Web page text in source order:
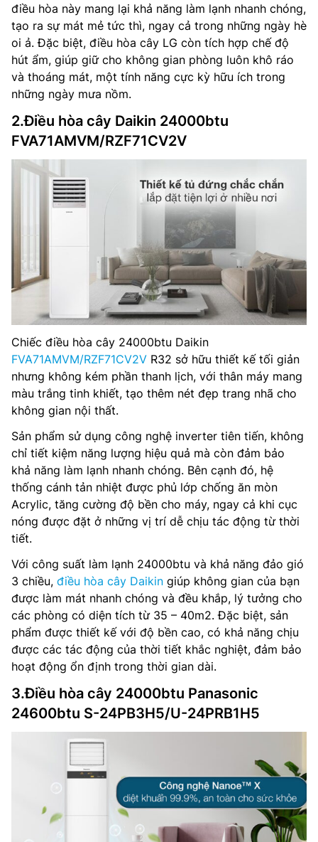
điều hòa này mang lại khả năng làm lạnh nhanh chóng,
tạo ra sự mát mẻ tức thì, ngay cả trong những ngày hè
oi ả. Đặc biệt, điều hòa cây LG còn tích hợp chế độ
hút ẩm, giúp giữ cho không gian phòng luôn khô ráo
và thoáng mát, một tính năng cực kỳ hữu ích trong
những ngày mưa nồm.
2.Điều hòa cây Daikin 24000btu
FVA71AMVM/RZF71CV2V
Chiếc điều hòa cây 24000btu Daikin
FVA71AMVM/RZF71CV2V R32 sở hữu thiết kế tối giản
nhưng không kém phần thanh lịch, với thân máy mang
màu trắng tinh khiết, tạo thêm nét đẹp trang nhã cho
không gian nội thất.
Sản phẩm sử dụng công nghệ inverter tiên tiến, không
chỉ tiết kiệm năng lượng hiệu quả mà còn đảm bảo
khả năng làm lạnh nhanh chóng. Bên cạnh đó, hệ
thống cánh tản nhiệt được phủ lớp chống ăn mòn
Acrylic, tăng cường độ bền cho máy, ngay cả khi cục
nóng được đặt ở những vị trí dễ chịu tác động từ thời
tiết.
Với công suất làm lạnh 24000btu và khả năng đảo gió
3 chiều, điều hòa cây Daikin giúp không gian của bạn
được làm mát nhanh chóng và đều khắp, lý tưởng cho
các phòng có diện tích từ 35 – 40m2. Đặc biệt, sản
phẩm được thiết kế với độ bền cao, có khả năng chịu
được các tác động của thời tiết khắc nghiệt, đảm bảo
hoạt động ổn định trong thời gian dài.
3.Điều hòa cây 24000btu Panasonic
24600btu S-24PB3H5/U-24PRB1H5